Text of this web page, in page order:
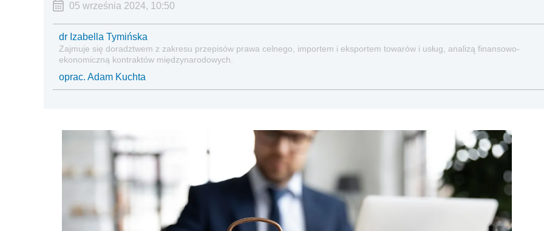
05 września 2024, 10:50
dr Izabella Tymińska
Zajmuje się doradztwem z zakresu przepisów prawa celnego, importem i eksportem towarów i usług, analizą finansowo-
ekonomiczną kontraktów międzynarodowych.
oprac. Adam Kuchta